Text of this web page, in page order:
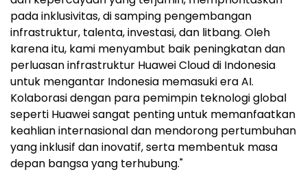
pada inklusivitas, di samping pengembangan
infrastruktur, talenta, investasi, dan litbang. Oleh
karena itu, kami menyambut baik peningkatan dan
perluasan infrastruktur Huawei Cloud di Indonesia
untuk mengantar Indonesia memasuki era AI.
Kolaborasi dengan para pemimpin teknologi global
seperti Huawei sangat penting untuk memanfaatkan
keahlian internasional dan mendorong pertumbuhan
yang inklusif dan inovatif, serta membentuk masa
depan bangsa yang terhubung."